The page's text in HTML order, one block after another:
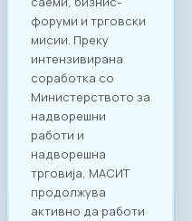
од 20 реномирани
грчки ИКТ компании
кои доаѓаат во
Скопје со цел
воспоставување
конкретна деловна
соработка.
конципиран да
поттикне не само
соработка во